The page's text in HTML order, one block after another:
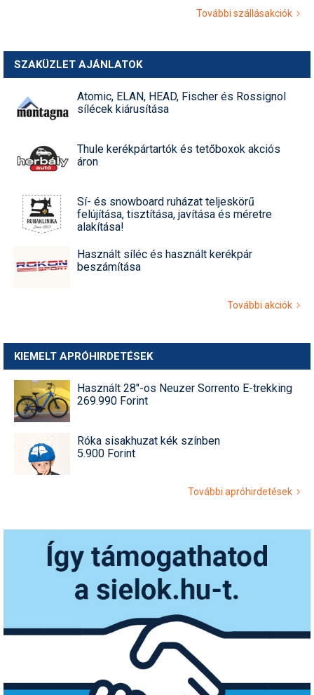
További szállásakciók
SZAKÜZLET AJÁNLATOK
Atomic, ELAN, HEAD, Fischer és Rossignol
sílécek kiárusítása
Thule kerékpártartók és tetőboxok akciós
áron
Sí- és snowboard ruházat teljeskörű
felújítása, tisztítása, javítása és méretre
alakítása!
Használt síléc és használt kerékpár
beszámítása
További akciók
KIEMELT APRÓHIRDETÉSEK
Használt 28"-os Neuzer Sorrento E-trekking
269.990 Forint
Róka sisakhuzat kék színben
5.900 Forint
További apróhirdetések